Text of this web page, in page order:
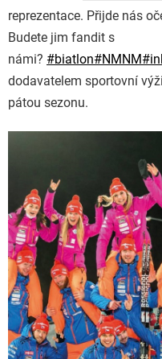
reprezentace. Přijde nás
Budete jim fandit s
námi? #biatlon#NMNM#
dodavatelem sportovní
pátou sezonu.